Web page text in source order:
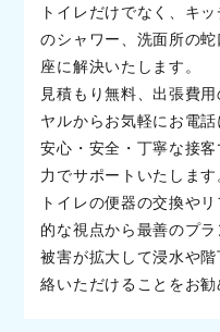
トイレだけでなく、キ
のシャワー、洗面所の
座に解決いたします。
見積もり無料、出張費
ヤルからお気軽にお電話
安心・安全・丁寧な接
力でサポートいたします
トイレの便器の交換や
的な視点から最善のプラ
被害が拡大して浸水や
絡いただけることをお勧